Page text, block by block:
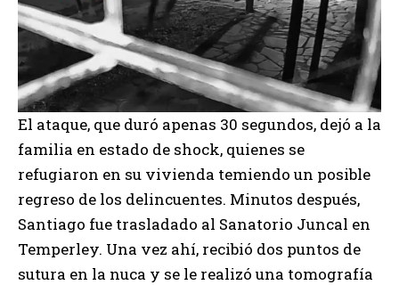
El ataque, que duró apenas 30 segundos, dejó a la
familia en estado de shock, quienes se
refugiaron en su vivienda temiendo un posible
regreso de los delincuentes. Minutos después,
Santiago fue trasladado al Sanatorio Juncal en
Temperley. Una vez ahí, recibió dos puntos de
sutura en la nuca y se le realizó una tomografía